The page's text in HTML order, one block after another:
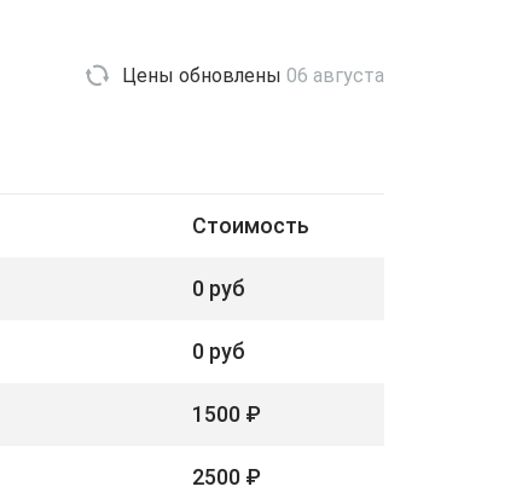
Цены обновлены 06 августа
Стоимость
0 руб
0 руб
1500 ₽
2500 ₽